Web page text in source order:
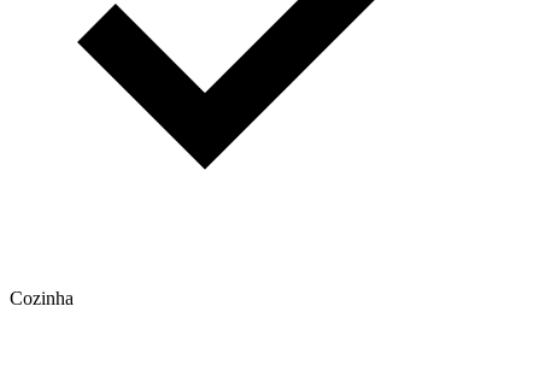
Cozinha